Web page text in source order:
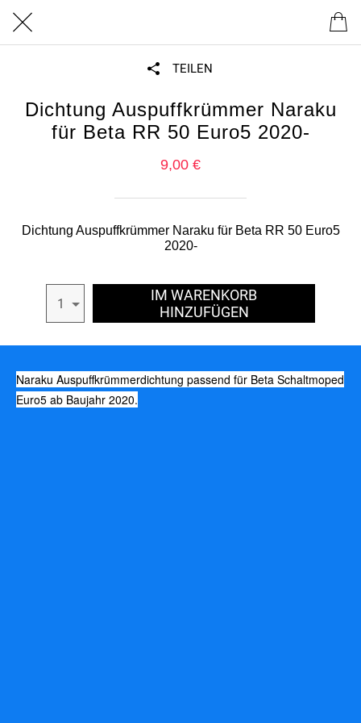
TEILEN
Dichtung Auspuffkrümmer Naraku
für Beta RR 50 Euro5 2020-
9,00 €
Dichtung Auspuffkrümmer Naraku für Beta RR 50 Euro5
2020-
1
IM WARENKORB
HINZUFÜGEN
Naraku Auspuffkrümmerdichtung passend für Beta Schaltmoped
Euro5 ab Baujahr 2020.